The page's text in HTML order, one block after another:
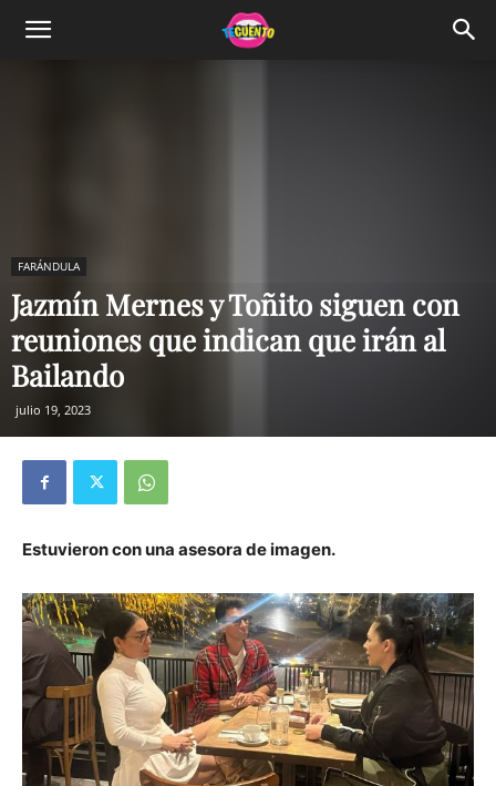
FARÁNDULA
Jazmín Mernes y Toñito siguen con
reuniones que indican que irán al
Bailando
julio 19, 2023
Estuvieron con una asesora de imagen.